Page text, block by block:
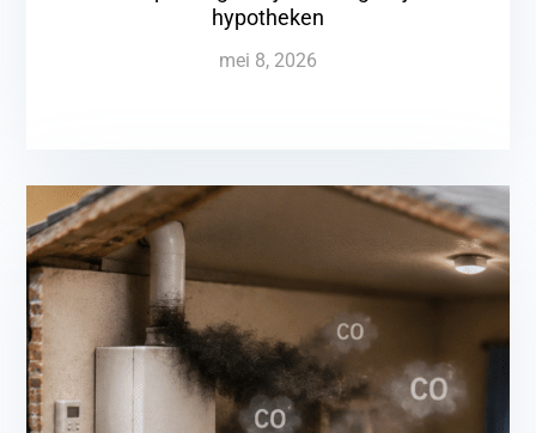
hypotheken
mei 8, 2026